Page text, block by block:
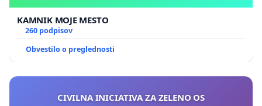
KAMNIK MOJE MESTO
260 podpisov
Obvestilo o preglednosti
CIVILNA INICIATIVA ZA ZELENO OS